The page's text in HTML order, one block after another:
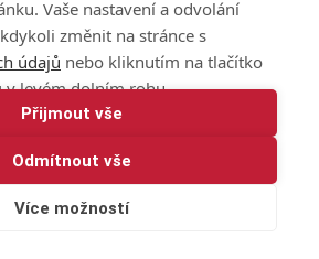
Vaše nastavení a odvolání
změnit na stránce s
údajů nebo kliknutím na tlačítko
v levém dolním rohu.
Přijmout vše
Odmítnout vše
Více možností